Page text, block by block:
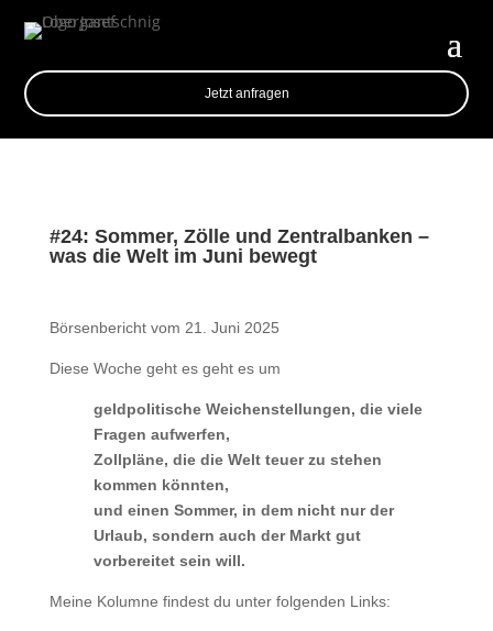
Jetzt anfragen
#24: Sommer, Zölle und Zentralbanken –
was die Welt im Juni bewegt
Börsenbericht vom 21. Juni 2025
Diese Woche geht es geht es um
geldpolitische Weichenstellungen, die viele
Fragen aufwerfen,
Zollpläne, die die Welt teuer zu stehen
kommen könnten,
und einen Sommer, in dem nicht nur der
Urlaub, sondern auch der Markt gut
vorbereitet sein will.
Meine Kolumne findest du unter folgenden Links: